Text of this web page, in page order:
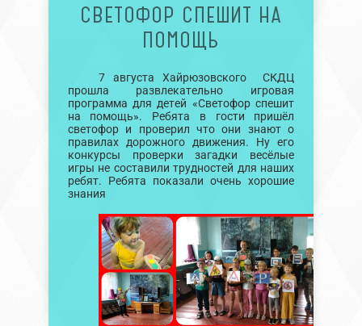
СВЕТОФОР СПЕШИТ НА
ПОМОЩЬ
7 августа Хайрюзовского СКДЦ
прошла развлекательно игровая
программа для детей «Светофор спешит
на помощь». Ребята в гости пришёл
светофор и проверил что они знают о
правилах дорожного движения. Ну его
конкурсы проверки загадки весёлые
игры не составили трудностей для наших
ребят. Ребята показали очень хорошие
знания